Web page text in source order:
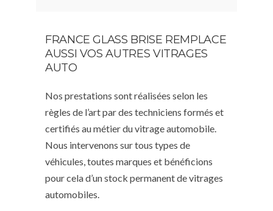
FRANCE GLASS BRISE REMPLACE
AUSSI VOS AUTRES VITRAGES
AUTO
Nos prestations sont réalisées selon les
règles de l’art par des techniciens formés et
certifiés au métier du vitrage automobile.
Nous intervenons sur tous types de
véhicules, toutes marques et bénéficions
pour cela d’un stock permanent de vitrages
automobiles.